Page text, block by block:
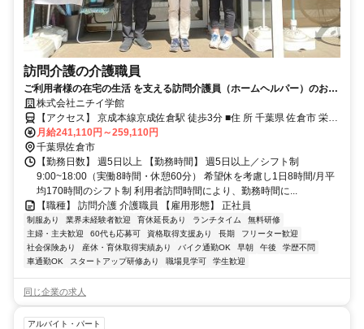
訪問介護の介護職員
ご利用者様の在宅の生活 を支える訪問介護員（ホームヘルパー）のお仕
事です。
株式会社ニチイ学館
【アクセス】 京成本線京成佐倉駅 徒歩3分 ■住 所 千葉県 佐倉市 栄町
7-16月岡店舗2号室 ■アクセス 京成本線京成佐倉駅 徒歩3分
月給241,110円～259,110円
千葉県佐倉市
【勤務日数】 週5日以上 【勤務時間】 週5日以上／シフト制
9:00~18:00（実働8時間・休憩60分） 希望休を考慮し1日8時間/月平
均170時間のシフト制 利用者訪問時間により、勤務時間に...
【職種】 訪問介護 介護職員 【雇用形態】 正社員
制服あり 業界未経験者歓迎 育休延長あり ランチタイム
無料研修
主婦・主夫歓迎
60代も応募可 資格取得支援あり 長期
フリーター歓迎
社会保険あり
産休・育休取得実績あり バイク通勤OK 早朝 午後
学歴不問
車通勤OK
スタートアップ研修あり 職場見学可 学生歓迎
同じ企業の求人
アルバイト・パート